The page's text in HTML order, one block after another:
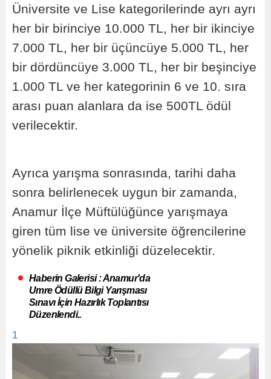
Üniversite ve Lise kategorilerinde ayrı ayrı
her bir birinciye 10.000 TL, her bir ikinciye
7.000 TL, her bir üçüncüye 5.000 TL, her
bir dördüncüye 3.000 TL, her bir beşinciye
1.000 TL ve her kategorinin 6 ve 10. sıra
arası puan alanlara da ise 500TL ödül
verilecektir.
Ayrıca yarışma sonrasında, tarihi daha
sonra belirlenecek uygun bir zamanda,
Anamur İlçe Müftülüğünce yarışmaya
giren tüm lise ve üniversite öğrencilerine
yönelik piknik etkinliği düzelecektir.
Haberin Galerisi : Anamur'da
Umre Ödüllü Bilgi Yarışması
Sınavı İçin Hazırlık Toplantısı
Düzenlendi..
1